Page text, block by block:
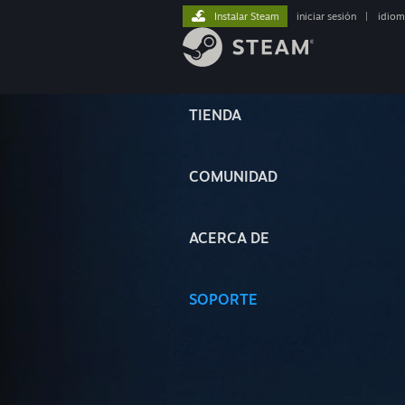
TIENDA
COMUNIDAD
ACERCA DE
SOPORTE
Instalar Steam iniciar sesión